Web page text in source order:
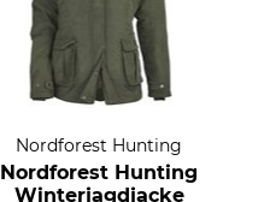
Nordforest Hunting
Nordforest Hunting
Winterjagdjacke